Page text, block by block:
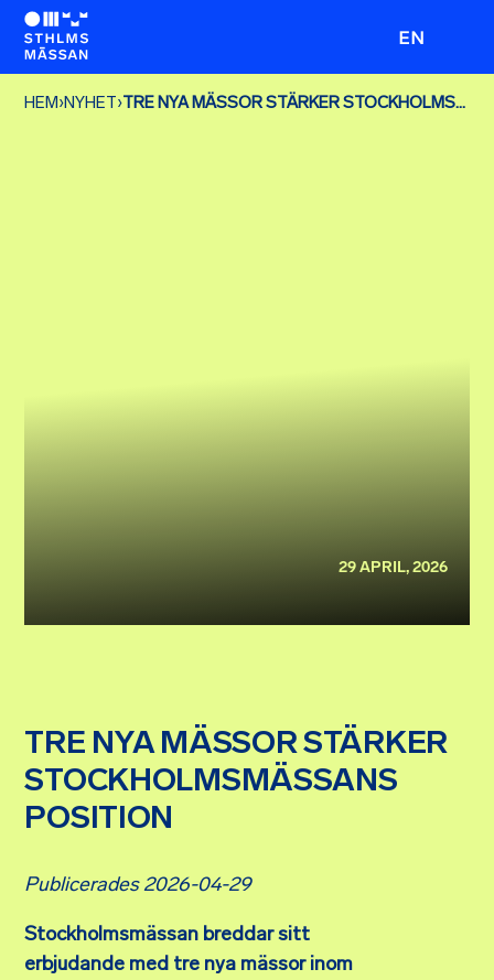
EN
HEM›NYHET› TRE NYA MÄSSOR STÄRKER STOCKHOLMSMÄSSANS POSITION
29 APRIL, 2026
TRE NYA MÄSSOR STÄRKER
STOCKHOLMSMÄSSANS
POSITION
Publicerades 2026-04-29
Stockholmsmässan breddar sitt
erbjudande med tre nya mässor inom